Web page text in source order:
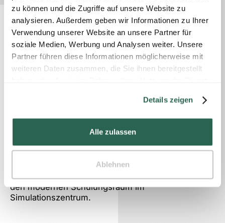
zu können und die Zugriffe auf unsere Website zu
analysieren. Außerdem geben wir Informationen zu Ihrer
Verwendung unserer Website an unsere Partner für
soziale Medien, Werbung und Analysen weiter. Unsere
Partner führen diese Informationen möglicherweise mit
weiteren Daten zusammen, die Sie ihnen bereitgestellt
Details zeigen
Alle zulassen
Ablehnen
Bauteile. Schlussendlich wurde der RTW komplett
auseinandergenommen, auf Paletten verladen und
mit einem Sattelzug zum Hauptsitz von Aicher
Ambulanz Union gebracht. Ein Kran setzte die
Einzelteile durch das schmale Dachfenster im
Simulationszentrum ab. Dort wurde der
Rettungswagen wieder zusammengebaut.
Druckluftversorgung ist alles original. Mit einem
dem RTW bestmöglich auf Einsatzfahrten mit
Sondersignal vorbereitet werden. Realistischer
sein. Parallel zu den Baumaßnahmen am RTW
entwarf und realisierte das atelier damböck auch
den modernen Schulungsraum im
Simulationszentrum.